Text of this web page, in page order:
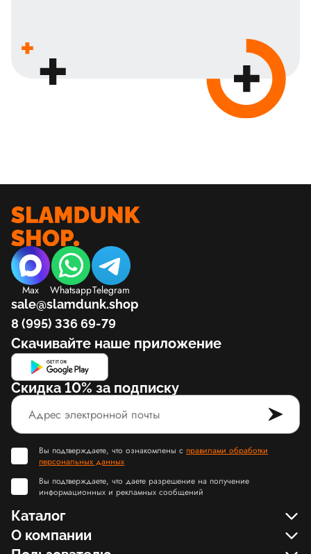
Max WhatsappTelegram
sale@slamdunk.shop
8 (995) 336 69-79
Скачивайте наше приложение
Скидка 10% за подписку
Вы подтверждаете, что ознакомлены с правилами обработки
персональных данных
Вы подтверждаете, что даете разрешение на получение
информационных и рекламных сообщений
Каталог
О компании